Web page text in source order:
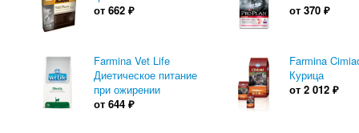
от 662 ₽
от370 ₽
Farmina Vet Life
Диетическое питание
при ожирении
от 644 ₽
Farmina
Курица
от2 012 ₽